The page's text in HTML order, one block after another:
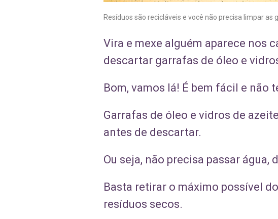
Resíduos são recicláveis e você não precisa limpar
Vira e mexe alguém aparece nos
descartar garrafas de óleo e
Bom, vamos lá! É bem fácil e não
Garrafas de óleo e vidros de
antes de descartar.
Ou seja, não precisa passar
Basta retirar o máximo possível
resíduos secos.